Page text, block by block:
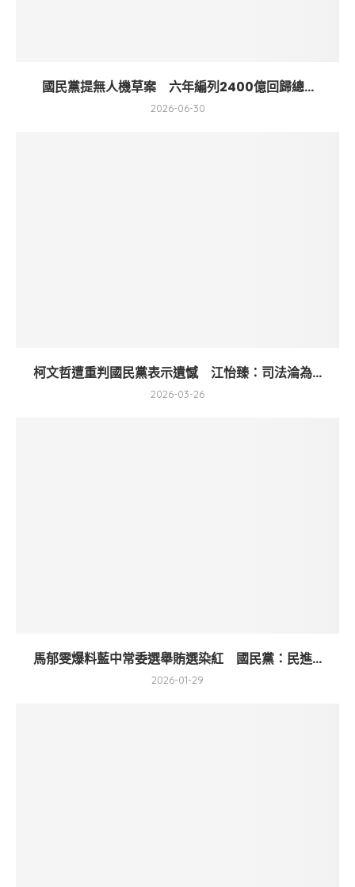
國民黨提無人機草案 六年編列2400億回歸總...
2026-06-30
柯文哲遭重判國民黨表示遺憾 江怡臻：司法淪為...
2026-03-26
馬郁雯爆料藍中常委選舉賄選染紅 國民黨：民進...
2026-01-29